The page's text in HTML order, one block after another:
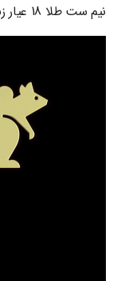
نیم ست طلا 18 عیار زنانه مدوپد مدل ستاره کد NA15396